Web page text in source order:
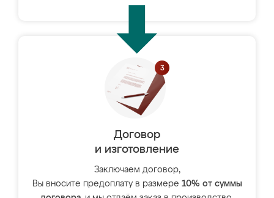
Договор
и изготовление
Заключаем договор,
Вы вносите предоплату в размере 10% от суммы